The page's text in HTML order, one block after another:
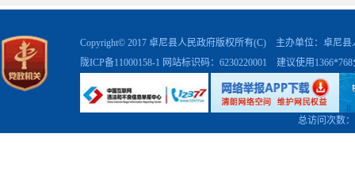
Copyright© 2017 卓尼县人民政府版权所有(C) 主办单位：卓尼
陇ICP备11000158-1 网站标识码：6230220001 建议使用
总访问次数：